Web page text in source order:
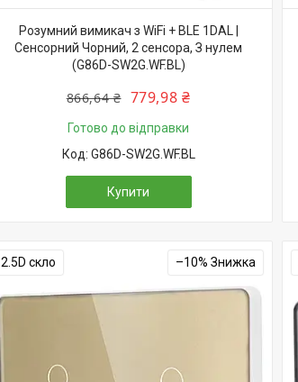
Розумний вимикач з WiFi + BLE 1DAL |
Сенсорний Чорний, 2 сенсора, З нулем
(G86D-SW2G.WF.BL)
866,64 ₴ 779,98 ₴
Готово до відправки
G86D-SW2G.WF.BL
Купити
2.5D скло –10%